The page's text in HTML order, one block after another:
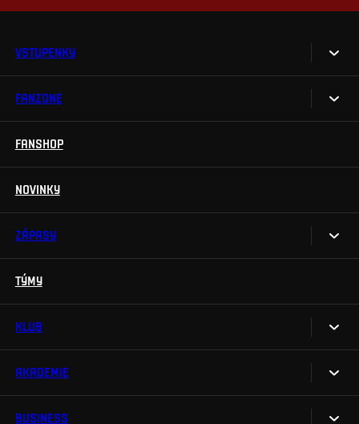
VSTUPENKY
Vstupenky
Handicapovaní fanoušci
FANZONE
Sparta UNLIMITED.
Televizní aplikace
Na Spartu do Betano Zone
Fan Club Sparta
FANSHOP
NOVINKY
ZÁPASY
TÝMY
KLUB
My jsme Sparta
AKADEMIE
O akademii
BUSINESS